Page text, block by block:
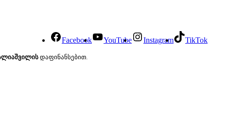
Facebook YouTube Instagram TikTok
დაფინანსებით.